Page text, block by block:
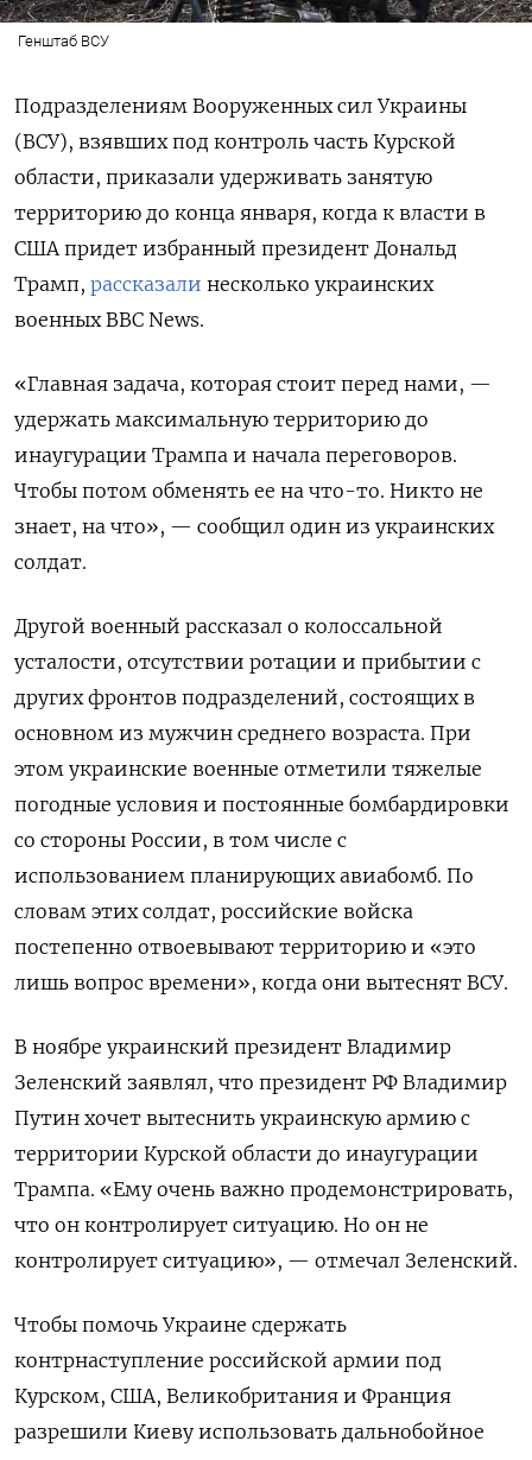
Генштаб ВСУ
Подразделениям Вооруженных сил Украины
(ВСУ), взявших под контроль часть Курской
области, приказали удерживать занятую
территорию до конца января, когда к власти в
США придет избранный президент Дональд
Трамп, рассказали несколько украинских
военных BBC News.
«Главная задача, которая стоит перед нами, —
удержать максимальную территорию до
инаугурации Трампа и начала переговоров.
Чтобы потом обменять ее на что-то. Никто не
знает, на что», — сообщил один из украинских
солдат.
Другой военный рассказал о колоссальной
усталости, отсутствии ротации и прибытии с
других фронтов подразделений, состоящих в
основном из мужчин среднего возраста. При
этом украинские военные отметили тяжелые
погодные условия и постоянные бомбардировки
со стороны России, в том числе с
использованием планирующих авиабомб. По
словам этих солдат, российские войска
постепенно отвоевывают территорию и «это
лишь вопрос времени», когда они вытеснят ВСУ.
В ноябре украинский президент Владимир
Зеленский заявлял, что президент РФ Владимир
Путин хочет вытеснить украинскую армию с
территории Курской области до инаугурации
Трампа. «Ему очень важно продемонстрировать,
что он контролирует ситуацию. Но он не
контролирует ситуацию», — отмечал Зеленский.
Чтобы помочь Украине сдержать
контрнаступление российской армии под
Курском, США, Великобритания и Франция
разрешили Киеву использовать дальнобойное